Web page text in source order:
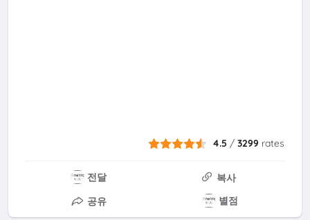
4.5 /3299 rates
전달
복사
공유
별점